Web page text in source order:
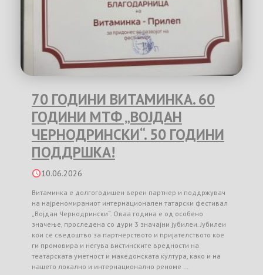
70 ГОДИНИ ВИТАМИНКА. 60
ГОДИНИ МТФ „ВОЈДАН
ЧЕРНОДРИНСКИ“. 50 ГОДИНИ
ПОДДРШКА!
10.06.2026
Витаминка е долгогодишен верен партнер и поддржувач
на најреномираниот интернационален татарски фестивал
„Војдан Чернодрински“. Оваа година е од особено
значење, проследена со дури 3 значајни јубилеи. Јубилеи
кои се сведоштво за партнерството и пријателството кое
ги промовира и негува вистинските вредности на
театарската уметност и македонската култура, како и на
нашето локално и интернационално реноме …